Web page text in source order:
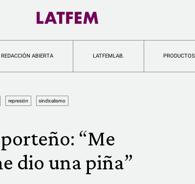
REDACCIÓN ABIERTA LATFEMLAB. PRODUCTOS
represión sindicalismo
“Me
dio una piña”